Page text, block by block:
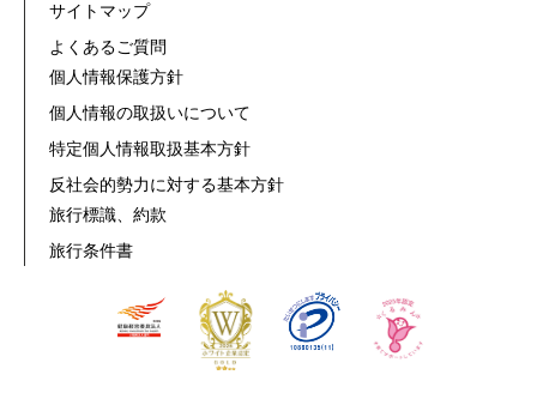
サイトマップ
よくあるご質問
個人情報保護方針
個人情報の取扱いについて
特定個人情報取扱基本方針
反社会的勢力に対する基本方針
旅行標識、約款
旅行条件書